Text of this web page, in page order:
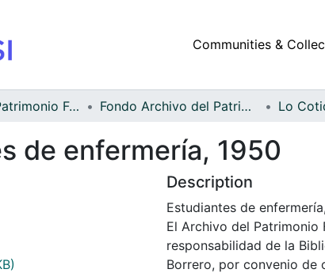
Communities &
Archivo del Patrimonio Fotográfico y Fílmico del Valle del Cauca Fondo Archivo del Patrimonio Fotográfico y Fílmico del Valle del Cauca Lo
de enfermería, 1950
Description
Estudiantes de
El Archivo del
responsabilidad de la
Borrero, por convenio de